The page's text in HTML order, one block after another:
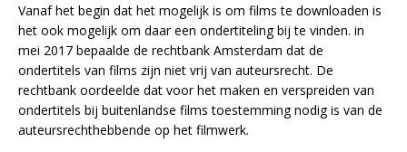
Vanaf het begin dat het mogelijk is om films te downloaden is
het ook mogelijk om daar een ondertiteling bij te vinden. in
mei 2017 bepaalde de rechtbank Amsterdam dat de
ondertitels van films zijn niet vrij van auteursrecht. De
rechtbank oordeelde dat voor het maken en verspreiden van
ondertitels bij buitenlandse films toestemming nodig is van de
auteursrechthebbende op het filmwerk.